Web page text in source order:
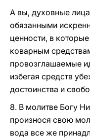
А вы, духовные
обязанными
ценности, в
коварным
провозглашаемые
избегая средств
достоинства и
8. В молитве Богу
произнося свою
вода все же